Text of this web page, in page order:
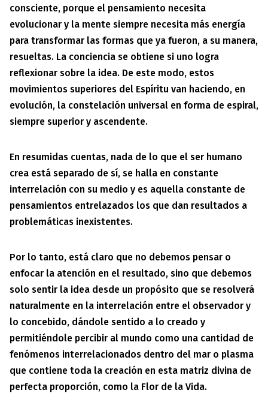
consciente, porque el pensamiento necesita
evolucionar y la mente siempre necesita más energía
para transformar las formas que ya fueron, a su manera,
resueltas. La conciencia se obtiene si uno logra
reflexionar sobre la idea. De este modo, estos
movimientos superiores del Espíritu van haciendo, en
evolución, la constelación universal en forma de espiral,
siempre superior y ascendente.
En resumidas cuentas, nada de lo que el ser humano
crea está separado de sí, se halla en constante
interrelación con su medio y es aquella constante de
pensamientos entrelazados los que dan resultados a
problemáticas inexistentes.
Por lo tanto, está claro que no debemos pensar o
enfocar la atención en el resultado, sino que debemos
solo sentir la idea desde un propósito que se resolverá
naturalmente en la interrelación entre el observador y
lo concebido, dándole sentido a lo creado y
permitiéndole percibir al mundo como una cantidad de
fenómenos interrelacionados dentro del mar o plasma
que contiene toda la creación en esta matriz divina de
perfecta proporción, como la Flor de la Vida.